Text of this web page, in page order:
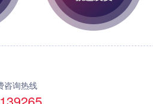
咨询热线